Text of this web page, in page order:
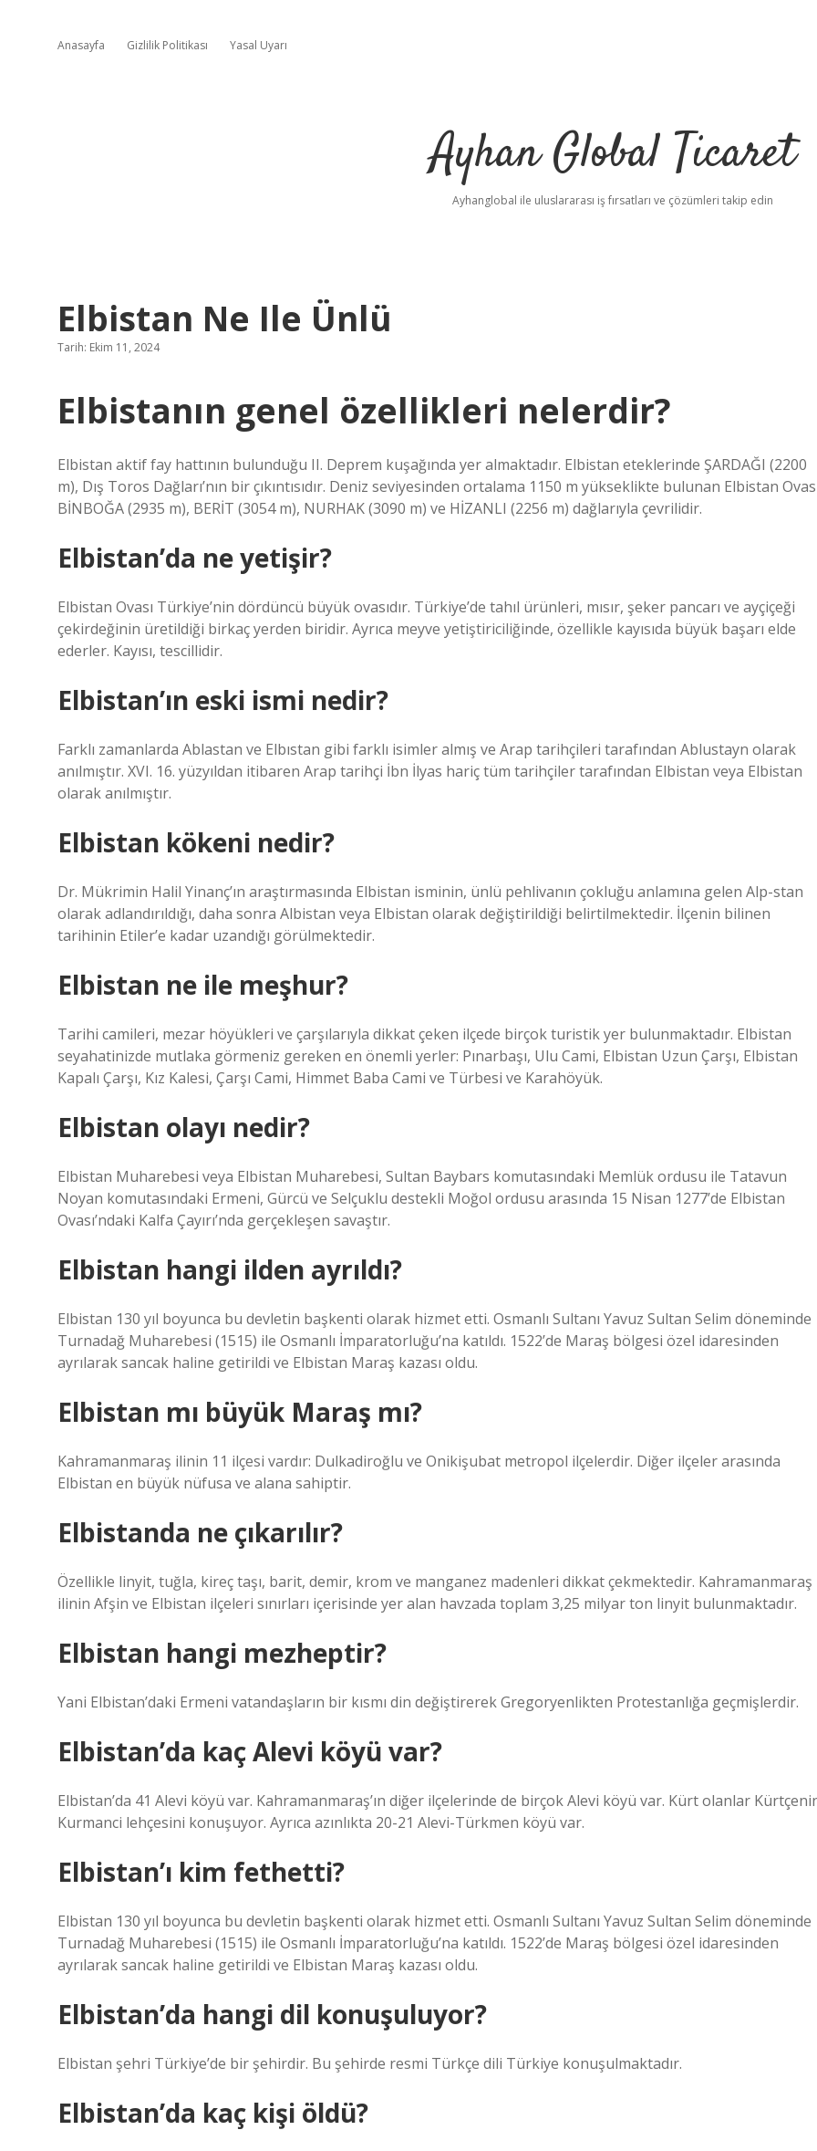
Anasayfa Gizlilik Politikası Yasal Uyarı
Ayhan Global Ticaret
Ayhanglobal ile uluslararası iş fırsatları ve çözümleri takip edin
Elbistan Ne Ile Ünlü
Tarih: Ekim 11, 2024
Elbistanın genel özellikleri nelerdir?
Elbistan aktif fay hattının bulunduğu II. Deprem kuşağında yer almaktadır. Elbistan eteklerinde ŞARDAĞI (2200
m), Dış Toros Dağları’nın bir çıkıntısıdır. Deniz seviyesinden ortalama 1150 m yükseklikte bulunan Elbistan
BİNBOĞA (2935 m), BERİT (3054 m), NURHAK (3090 m) ve HİZANLI (2256 m) dağlarıyla çevrilidir.
Elbistan’da ne yetişir?
Elbistan Ovası Türkiye’nin dördüncü büyük ovasıdır. Türkiye’de tahıl ürünleri, mısır, şeker pancarı ve ayçiçeği
çekirdeğinin üretildiği birkaç yerden biridir. Ayrıca meyve yetiştiriciliğinde, özellikle kayısıda büyük başarı elde
ederler. Kayısı, tescillidir.
Elbistan’ın eski ismi nedir?
Farklı zamanlarda Ablastan ve Elbıstan gibi farklı isimler almış ve Arap tarihçileri tarafından Ablustayn olarak
anılmıştır. XVI. 16. yüzyıldan itibaren Arap tarihçi İbn İlyas hariç tüm tarihçiler tarafından Elbistan veya Elbistan
olarak anılmıştır.
Elbistan kökeni nedir?
Dr. Mükrimin Halil Yinanç’ın araştırmasında Elbistan isminin, ünlü pehlivanın çokluğu anlamına gelen Alp-stan
olarak adlandırıldığı, daha sonra Albistan veya Elbistan olarak değiştirildiği belirtilmektedir. İlçenin bilinen
tarihinin Etiler’e kadar uzandığı görülmektedir.
Elbistan ne ile meşhur?
Tarihi camileri, mezar höyükleri ve çarşılarıyla dikkat çeken ilçede birçok turistik yer bulunmaktadır. Elbistan
seyahatinizde mutlaka görmeniz gereken en önemli yerler: Pınarbaşı, Ulu Cami, Elbistan Uzun Çarşı, Elbistan
Kapalı Çarşı, Kız Kalesi, Çarşı Cami, Himmet Baba Cami ve Türbesi ve Karahöyük.
Elbistan olayı nedir?
Elbistan Muharebesi veya Elbistan Muharebesi, Sultan Baybars komutasındaki Memlük ordusu ile Tatavun
Noyan komutasındaki Ermeni, Gürcü ve Selçuklu destekli Moğol ordusu arasında 15 Nisan 1277’de Elbistan
Ovası’ndaki Kalfa Çayırı’nda gerçekleşen savaştır.
Elbistan hangi ilden ayrıldı?
Elbistan 130 yıl boyunca bu devletin başkenti olarak hizmet etti. Osmanlı Sultanı Yavuz Sultan Selim döneminde
Turnadağ Muharebesi (1515) ile Osmanlı İmparatorluğu’na katıldı. 1522’de Maraş bölgesi özel idaresinden
ayrılarak sancak haline getirildi ve Elbistan Maraş kazası oldu.
Elbistan mı büyük Maraş mı?
Kahramanmaraş ilinin 11 ilçesi vardır: Dulkadiroğlu ve Onikişubat metropol ilçelerdir. Diğer ilçeler arasında
Elbistan en büyük nüfusa ve alana sahiptir.
Elbistanda ne çıkarılır?
Özellikle linyit, tuğla, kireç taşı, barit, demir, krom ve manganez madenleri dikkat çekmektedir. Kahramanmaraş
ilinin Afşin ve Elbistan ilçeleri sınırları içerisinde yer alan havzada toplam 3,25 milyar ton linyit bulunmaktadır.
Elbistan hangi mezheptir?
Yani Elbistan’daki Ermeni vatandaşların bir kısmı din değiştirerek Gregoryenlikten Protestanlığa geçmişlerdir.
Elbistan’da kaç Alevi köyü var?
Elbistan’da 41 Alevi köyü var. Kahramanmaraş’ın diğer ilçelerinde de birçok Alevi köyü var. Kürt olanlar
Kurmanci lehçesini konuşuyor. Ayrıca azınlıkta 20-21 Alevi-Türkmen köyü var.
Elbistan’ı kim fethetti?
Elbistan 130 yıl boyunca bu devletin başkenti olarak hizmet etti. Osmanlı Sultanı Yavuz Sultan Selim döneminde
Turnadağ Muharebesi (1515) ile Osmanlı İmparatorluğu’na katıldı. 1522’de Maraş bölgesi özel idaresinden
ayrılarak sancak haline getirildi ve Elbistan Maraş kazası oldu.
Elbistan’da hangi dil konuşuluyor?
Elbistan şehri Türkiye’de bir şehirdir. Bu şehirde resmi Türkçe dili Türkiye konuşulmaktadır.
Elbistan’da kaç kişi öldü?